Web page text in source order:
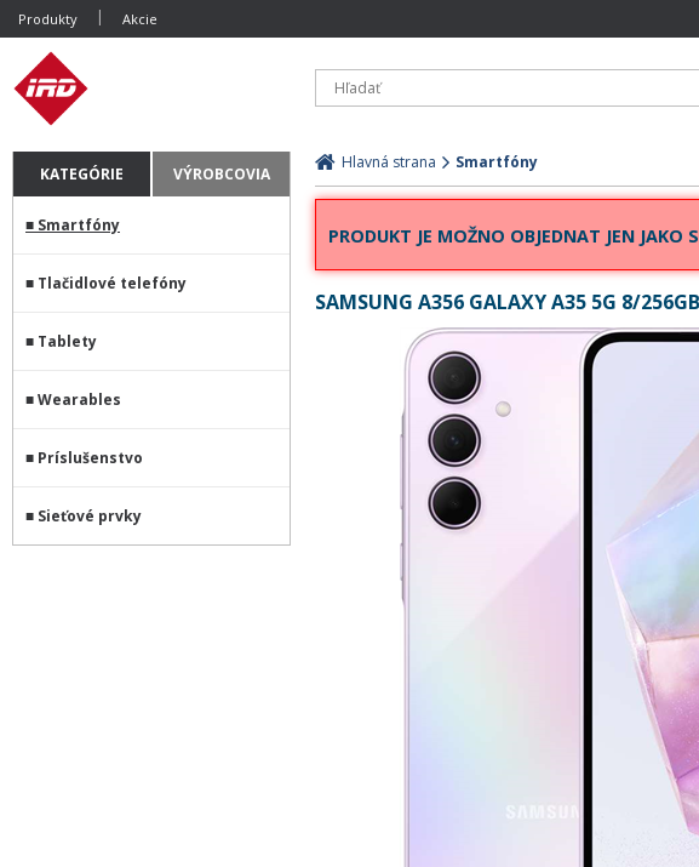
Produkty Akcie
KATEGÓRIE VÝROBCOVIA
Smartfóny
Tlačidlové telefóny
Tablety
Wearables
Príslušenstvo
Sieťové prvky
Hlavná strana Smartfóny
PRODUKT JE MOŽNO OBJEDNAT JEN JAKO
SAMSUNG A356 GALAXY A35 5G 8/